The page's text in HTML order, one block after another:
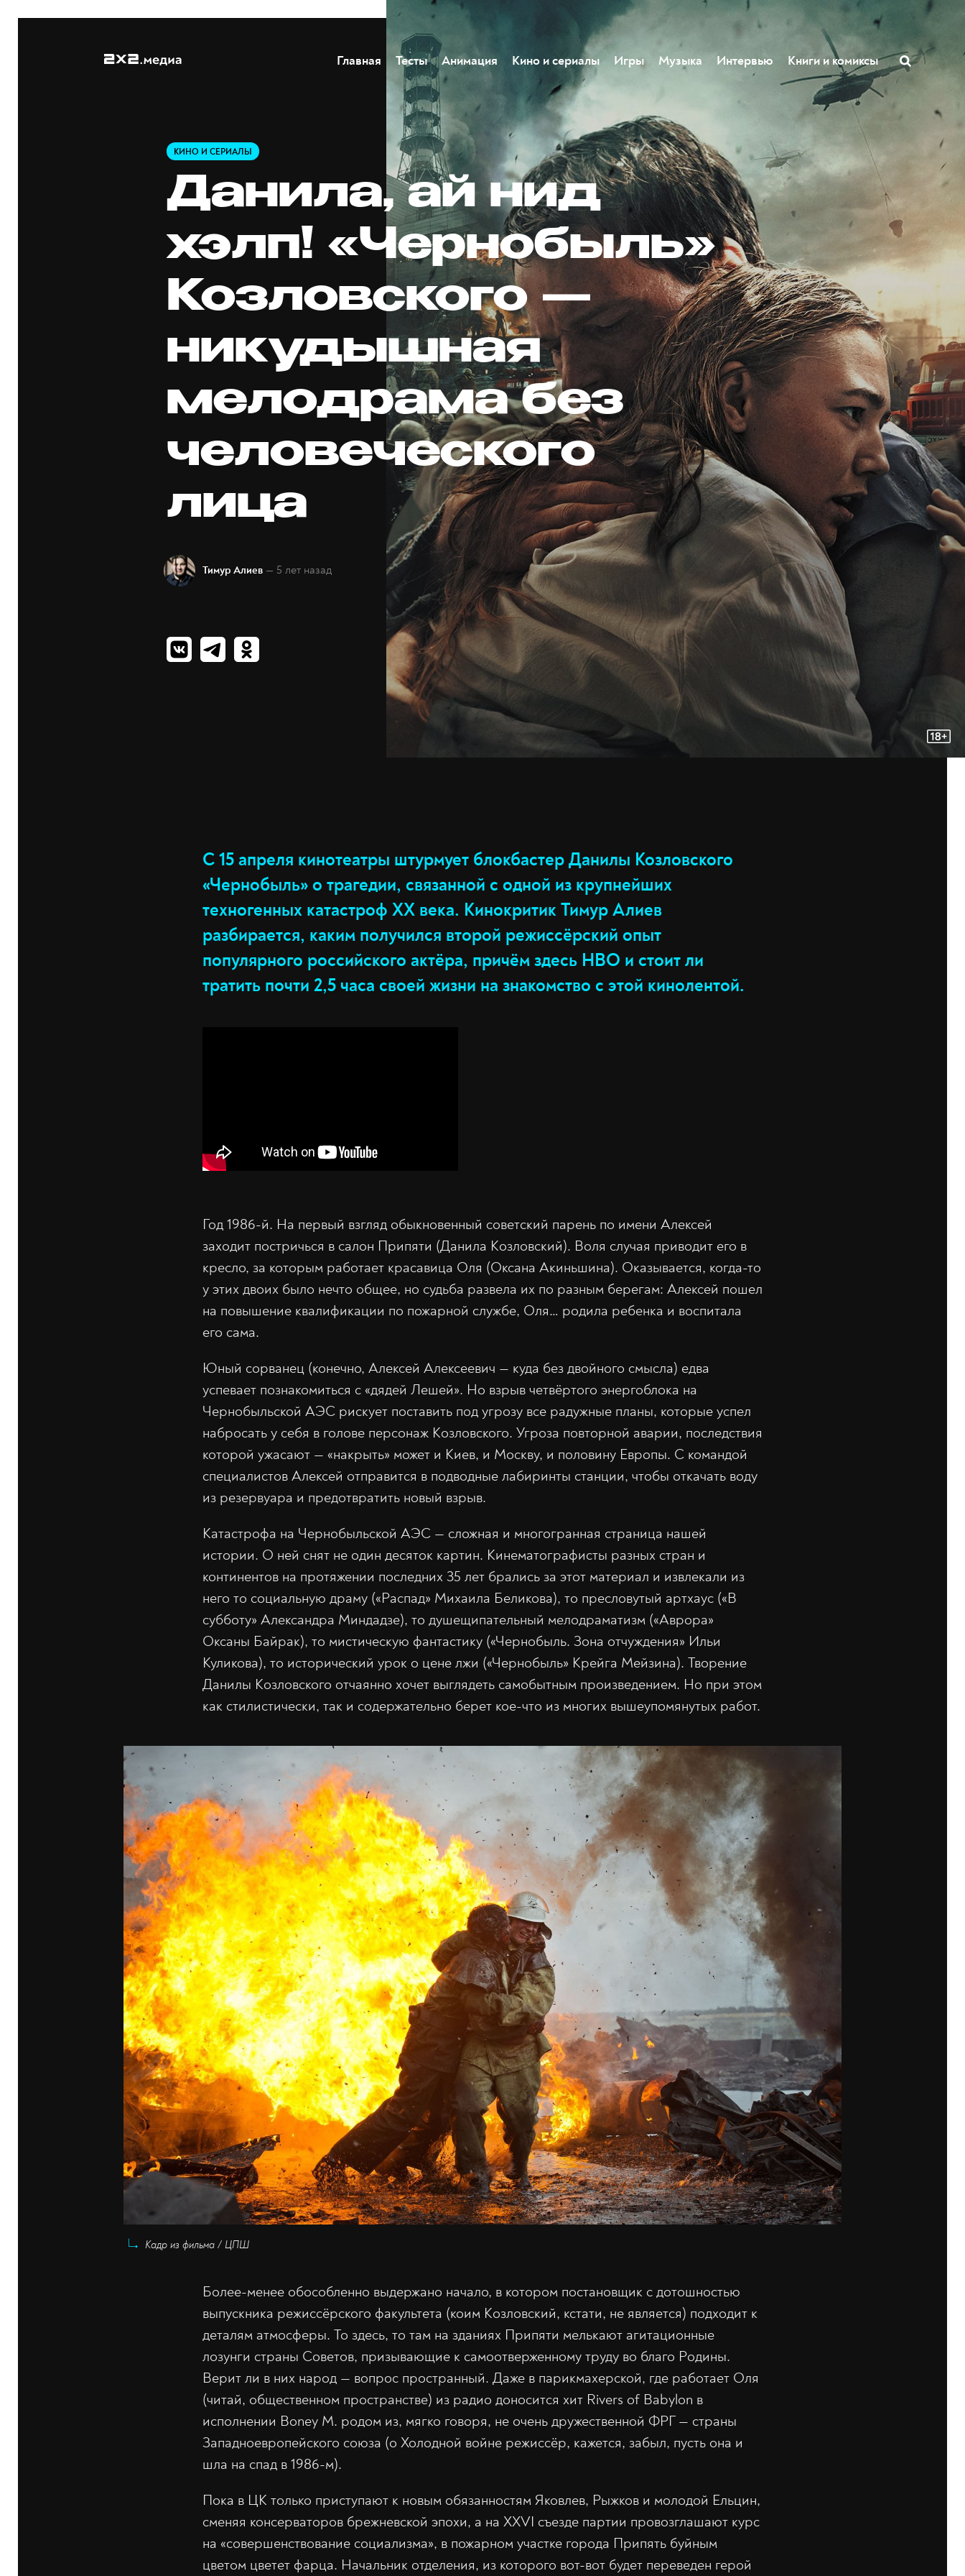
Главная Тесты Анимация Кино и сериалы Игры Музыка Интервью Книги и комиксы
КИНО И СЕРИАЛЫ
Данила, ай нид
хэлп! «Чернобыль»
Козловского —
никудышная
мелодрама без
человеческого
лица
Тимур Алиев — 5 лет назад
С 15 апреля кинотеатры штурмует блокбастер Данилы Козловского
«Чернобыль» о трагедии, связанной с одной из крупнейших
техногенных катастроф XX века. Кинокритик Тимур Алиев
разбирается, каким получился второй режиссёрский опыт
популярного российского актёра, причём здесь HBO и стоит ли
тратить почти 2,5 часа своей жизни на знакомство с этой кинолентой.
Год 1986-й. На первый взгляд обыкновенный советский парень по имени Алексей
заходит постричься в салон Припяти (Данила Козловский). Воля случая приводит его в
кресло, за которым работает красавица Оля (Оксана Акиньшина). Оказывается, когда-то
у этих двоих было нечто общее, но судьба развела их по разным берегам: Алексей пошел
на повышение квалификации по пожарной службе, Оля… родила ребенка и воспитала
его сама.
Юный сорванец (конечно, Алексей Алексеевич — куда без двойного смысла) едва
успевает познакомиться с «дядей Лешей». Но взрыв четвёртого энергоблока на
Чернобыльской АЭС рискует поставить под угрозу все радужные планы, которые успел
набросать у себя в голове персонаж Козловского. Угроза повторной аварии, последствия
которой ужасают — «накрыть» может и Киев, и Москву, и половину Европы. С командой
специалистов Алексей отправится в подводные лабиринты станции, чтобы откачать воду
из резервуара и предотвратить новый взрыв.
Катастрофа на Чернобыльской АЭС — сложная и многогранная страница нашей
истории. О ней снят не один десяток картин. Кинематографисты разных стран и
континентов на протяжении последних 35 лет брались за этот материал и извлекали из
него то социальную драму («Распад» Михаила Беликова), то пресловутый артхаус («В
субботу» Александра Миндадзе), то душещипательный мелодраматизм («Аврора»
Оксаны Байрак), то мистическую фантастику («Чернобыль. Зона отчуждения» Ильи
Куликова), то исторический урок о цене лжи («Чернобыль» Крейга Мейзина). Творение
Данилы Козловского отчаянно хочет выглядеть самобытным произведением. Но при этом
как стилистически, так и содержательно берет кое-что из многих вышеупомянутых работ.
Кадр из фильма / ЦПШ
Более-менее обособленно выдержано начало, в котором постановщик с дотошностью
выпускника режиссёрского факультета (коим Козловский, кстати, не является) подходит к
деталям атмосферы. То здесь, то там на зданиях Припяти мелькают агитационные
лозунги страны Советов, призывающие к самоотверженному труду во благо Родины.
Верит ли в них народ — вопрос пространный. Даже в парикмахерской, где работает Оля
(читай, общественном пространстве) из радио доносится хит Rivers of Babylon в
исполнении Boney M. родом из, мягко говоря, не очень дружественной ФРГ — страны
Западноевропейского союза (о Холодной войне режиссёр, кажется, забыл, пусть она и
шла на спад в 1986-м).
Пока в ЦК только приступают к новым обязанностям Яковлев, Рыжков и молодой Ельцин,
сменяя консерваторов брежневской эпохи, а на XXVI съезде партии провозглашают курс
на «совершенствование социализма», в пожарном участке города Припять буйным
цветом цветет фарца. Начальник отделения, из которого вот-вот будет переведен герой